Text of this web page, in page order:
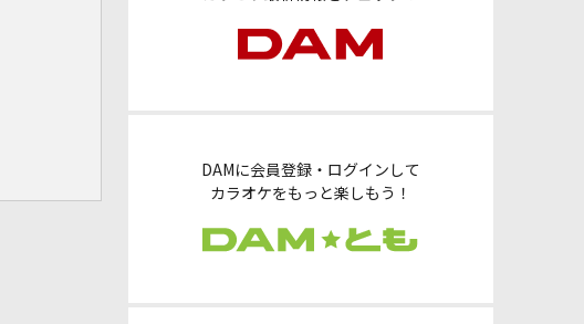
DAMに会員登録・ログインして
カラオケをもっと楽しもう！